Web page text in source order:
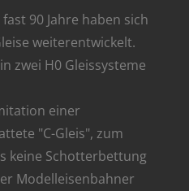
90 Jahre haben sich
weiterentwickelt.
zwei H0 Gleissysteme
einer
"C-Gleis", zum
keine Schotterbettung
Modelleisenbahner